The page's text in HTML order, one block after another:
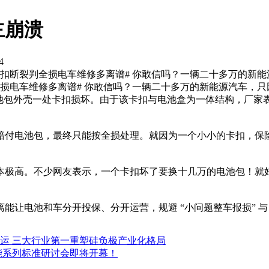
崩溃
断裂判全损电车维修多离谱# 你敢信吗？一辆二十多万的新
电车维修多离谱# 你敢信吗？一辆二十多万的新能源汽车，
外壳一处卡扣损坏。由于该卡扣与电池盒为一体结构，厂
电池包，最终只能按全损处理。就因为一个小小的卡扣，
高。不少网友表示，一个卡扣坏了要换十几万的电池包！
让电池和车分开投保、分开运营，规避 “小问题整车报损”
三大行业第一重塑硅负极产业化格局
列标准研讨会即将开幕！